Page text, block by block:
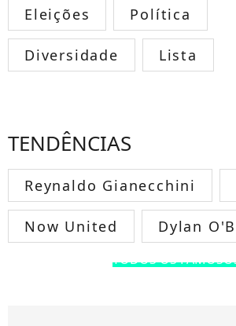
Eleições Política
Diversidade Lista
TENDÊNCIAS
Reynaldo Gianecchini
Now United Dylan
TODOS OS